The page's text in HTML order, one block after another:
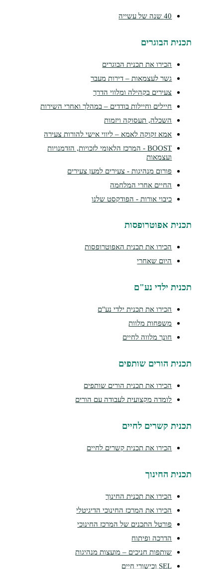
הבוגרים
הכירו את תכנית הבוגרים
גשר לעצמאות – דירות מעבר
צעירים בקהילה ומלווי הדרך
חיילים וחיילות בודדים – במהלך ואחרי השירות
השכלה, תעסוקה ויזמות
אמא זקוקה לאמא – ליווי אישי להורות צעירה
BOOST - המרכז הלאומי לזכויות, הזדמנויות
פורום מנהיגות - צעירים למען צעירים
החיים אחרי המלחמה
כיבוי אורות - הפודקסט שלנו
אפוטרופסות
הכירו את תכנית האפוטרופסות
היום שאחרי
ילדי נע"ם
הכירו את תכנית ילדי נע"ם
משפחות מלוות
חונך מלווה לחיים
הורים שותפים
הכירו את תכנית הורים שותפים
לומדה מקצועית לעבודה עם הורים
קשרים לחיים
הכירו את תכנית קשרים לחיים
החינוך
הכירו את תכנית החינוך
הכירו את המרכז החינוכי הדיגיטלי
פורטל התכנים של המרכז החינוכי
הדרכה ופיתוח
שותפות חניכים – מועצות מנהיגות